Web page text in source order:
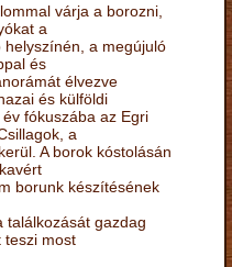
várja a borozni,
a
a megújuló
és
élvezve
és külföldi
fókuszába az Egri
a
A borok kóstolásán
borunk készítésének
találkozását gazdag
teszi most